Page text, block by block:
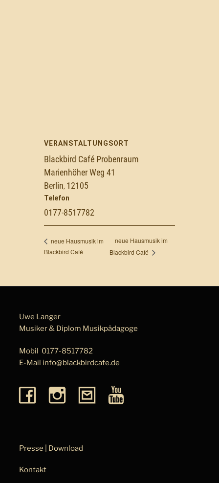
VERANSTALTUNGSORT
Blackbird Café Probenraum
Marienhöher Weg 41
Berlin, 12105
Telefon
0177-8517782
neue Hausmusik im
Blackbird Café
neue Hausmusik im
Blackbird Café
Uwe Langer
Musiker & Diplom Musik­pä­da­go­ge
Mobil 0177-8517782
E-Mail info@blackbirdcafe.de
Presse | Download
Kontakt